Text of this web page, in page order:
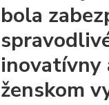
bola
inovatívny
ženskom